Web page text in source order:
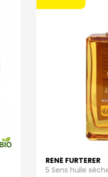
RENÉ FURTERER
5 Sens huile